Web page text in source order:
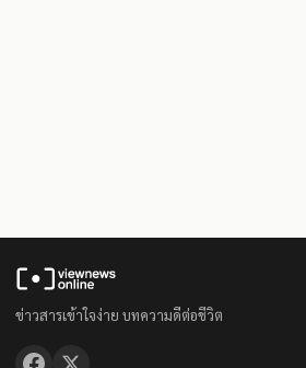
ข่าวสารเข้าใจง่าย บทความดีต่อชีวิต